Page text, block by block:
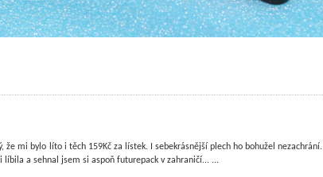
že mi bylo líto i těch 159Kč za lístek. I sebekrásnější plech ho bohužel nezachrání.
líbila a sehnal jsem si aspoň futurepack v zahraničí... ...